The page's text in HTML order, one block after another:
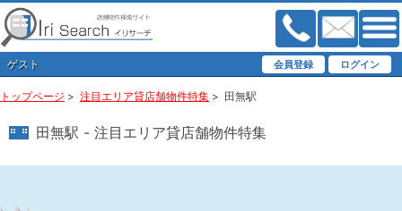
ゲスト
トップページ > 注目エリア貸店舗物件特集 > 田無駅
田無駅 - 注目エリア貸店舗物件特集